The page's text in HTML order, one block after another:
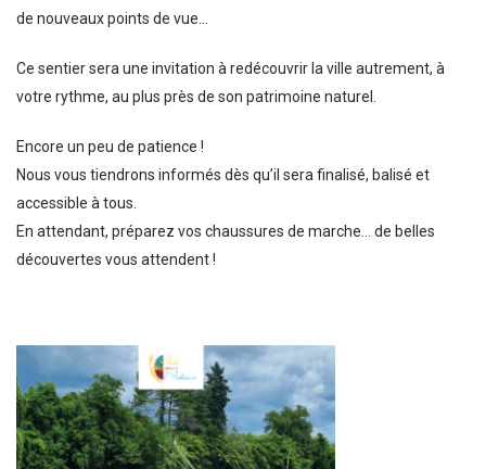
de nouveaux points de vue…
Ce sentier sera une invitation à redécouvrir la ville autrement, à
votre rythme, au plus près de son patrimoine naturel.
Encore un peu de patience !
Nous vous tiendrons informés dès qu’il sera finalisé, balisé et
accessible à tous.
En attendant, préparez vos chaussures de marche… de belles
découvertes vous attendent !